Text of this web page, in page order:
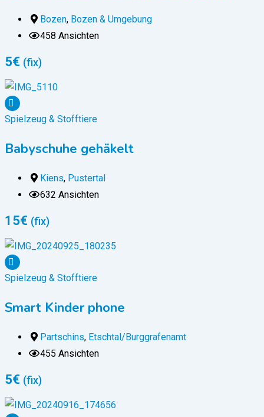
Bozen, Bozen & Umgebung
458 Ansichten
5€ (fix)
Spielzeug & Stofftiere
Babyschuhe gehäkelt
Kiens, Pustertal
632 Ansichten
15€ (fix)
Spielzeug & Stofftiere
Smart Kinder phone
Partschins, Etschtal/Burggrafenamt
455 Ansichten
5€ (fix)